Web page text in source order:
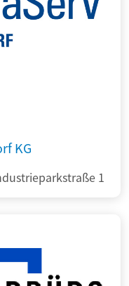
KG
1